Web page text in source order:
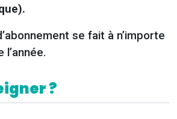
se fait à n’importe
?